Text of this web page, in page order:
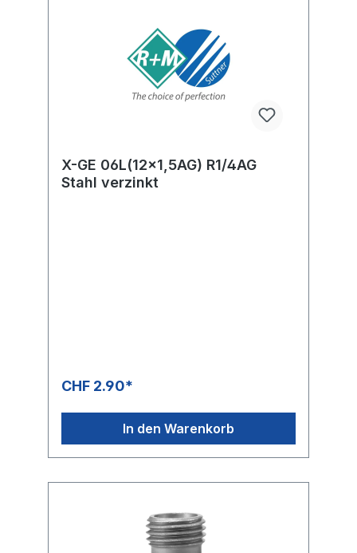
X-GE 06L(12x1,5AG) R1/4AG
Stahl verzinkt
CHF 2.90*
In den Warenkorb